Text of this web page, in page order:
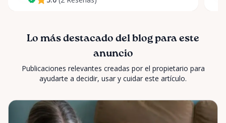
Lo más destacado del blog para este
anuncio
Publicaciones relevantes creadas por el propietario para
ayudarte a decidir, usar y cuidar este artículo.